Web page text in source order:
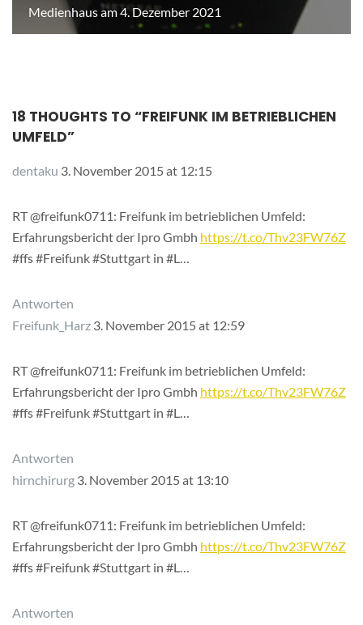
Medienhaus am 4. Dezember 2021
18 THOUGHTS TO “FREIFUNK IM BETRIEBLICHEN
UMFELD”
dentaku 3. November 2015 at 12:15
RT @freifunk0711: Freifunk im betrieblichen Umfeld:
Erfahrungsbericht der Ipro Gmbh https://t.co/Thv23FW76Z
#ffs #Freifunk #Stuttgart in #L…
Antworten
Freifunk_Harz 3. November 2015 at 12:59
RT @freifunk0711: Freifunk im betrieblichen Umfeld:
Erfahrungsbericht der Ipro Gmbh https://t.co/Thv23FW76Z
#ffs #Freifunk #Stuttgart in #L…
Antworten
hirnchirurg 3. November 2015 at 13:10
RT @freifunk0711: Freifunk im betrieblichen Umfeld:
Erfahrungsbericht der Ipro Gmbh https://t.co/Thv23FW76Z
#ffs #Freifunk #Stuttgart in #L…
Antworten